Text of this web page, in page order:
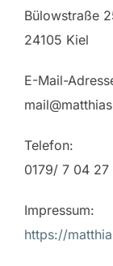
Bülowstraße
24105 Kiel
E-Mail-
Telefon:
0179/ 7 04 27
Impressum:
https://